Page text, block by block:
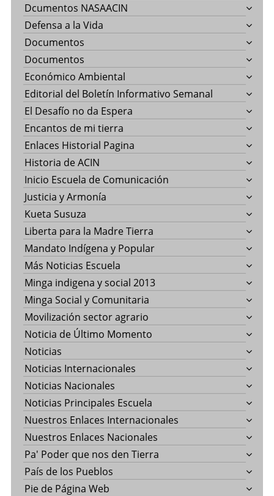
Dcumentos NASAACIN
Defensa a la Vida
Documentos
Documentos
Económico Ambiental
Editorial del Boletín Informativo Semanal
El Desafío no da Espera
Encantos de mi tierra
Enlaces Historial Pagina
Historia de ACIN
Inicio Escuela de Comunicación
Justicia y Armonía
Kueta Susuza
Liberta para la Madre Tierra
Mandato Indígena y Popular
Más Noticias Escuela
Minga indigena y social 2013
Minga Social y Comunitaria
Movilización sector agrario
Noticia de Último Momento
Noticias
Noticias Internacionales
Noticias Nacionales
Noticias Principales Escuela
Nuestros Enlaces Internacionales
Nuestros Enlaces Nacionales
Pa' Poder que nos den Tierra
País de los Pueblos
Pie de Página Web